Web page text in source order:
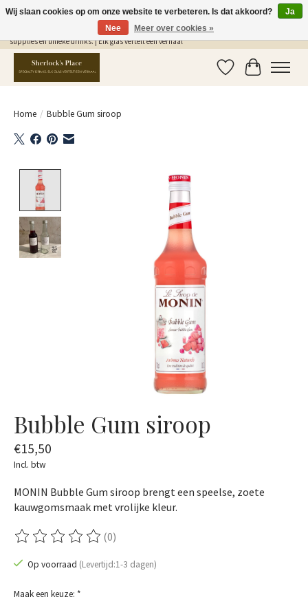
Gratis Verzending in NL vanaf €75,- | Sherlocks Place: dé plek voor MONIN siropen, bar
supplies en unieke drinks. | Elk glas vertelt een verhaal
Verlanglijst
Home / Bubble Gum siroop
Product image slideshow Items
Bubble Gum siroop
€15,50
Incl. btw
MONIN Bubble Gum siroop brengt een speelse, zoete
kauwgomsmaak met vrolijke kleur.
De beoordeling van dit product is
(0)
Op voorraad (Levertijd:1-3 dagen)
Maak een keuze: *
Wij slaan cookies op om onze website te verbeteren. Is dat akkoord?
Ja
Nee
Meer over cookies »